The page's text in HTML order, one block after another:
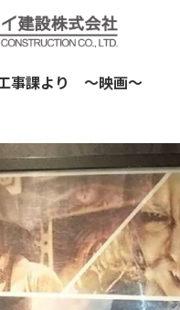
事課より ～映画～